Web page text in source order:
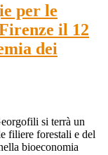
per le
il 12
dei
si terrà un
filiere forestali e del
bioeconomia